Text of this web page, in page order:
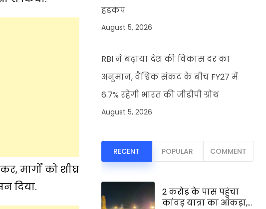
मार्गों को शीघ्र
दिया.
हड़कंप
August 5, 2026
RBI ने बढ़ाया देश की विकास दर का
अनुमान, वैश्विक संकट के बीच FY27 में
6.7% रहेगी भारत की जीडीपी ग्रोथ
August 5, 2026
RECENT POPULAR COMMENT
2 करोड़ के पास पहुंचा
कांवड़ यात्रा का आंकड़ा,